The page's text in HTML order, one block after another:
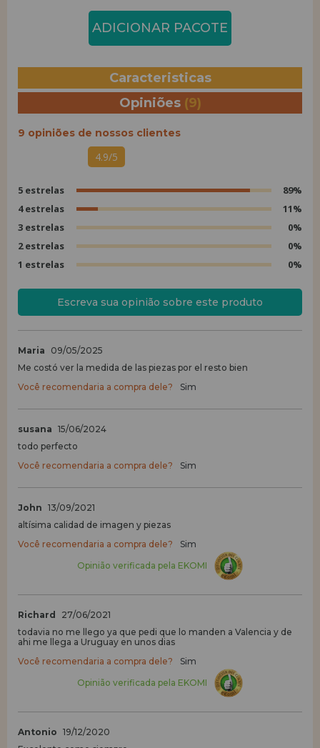
ADICIONAR PACOTE
Caracteristicas
Opiniões (9)
9 opiniões de nossos clientes
4.9/5
5 estrelas
89%
4 estrelas
11%
3 estrelas
0%
2 estrelas
0%
1 estrelas
0%
Escreva sua opinião sobre este produto
Maria
09/05/2025
Me costó ver la medida de las piezas por el resto bien
Você recomendaria a compra dele?
Sim
susana 15/06/2024
todo perfecto
Você recomendaria a compra dele?
Sim
John 13/09/2021
altísima calidad de imagen y piezas
Você recomendaria a compra dele?
Sim
Opinião verificada pela EKOMI
Richard
27/06/2021
todavia no me llego ya que pedi que lo manden a Valencia y de
ahi me llega a Uruguay en unos dias
Você recomendaria a compra dele?
Sim
Opinião verificada pela EKOMI
Antonio 19/12/2020